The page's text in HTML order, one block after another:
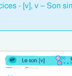
- [v], v – Son